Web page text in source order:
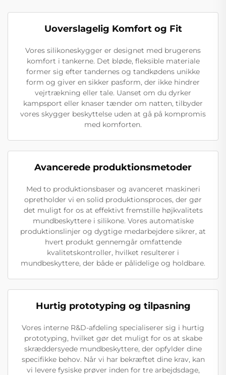
Uoverslagelig Komfort og Fit
Vores silikoneskygger er designet med brugerens
komfort i tankerne. Det bløde, fleksible materiale
former sig efter tandernes og tandkødens unikke
form og giver en sikker pasform, der ikke hindrer
vejrtrækning eller tale. Uanset om du dyrker
kampsport eller knaser tænder om natten, tilbyder
vores skygger beskyttelse uden at gå på kompromis
med komforten.
Avancerede produktionsmetoder
Med to produktionsbaser og avanceret maskineri
opretholder vi en solid produktionsproces, der gør
det muligt for os at effektivt fremstille højkvalitets
mundbeskyttere i silikone. Vores automatiske
produktionslinjer og dygtige medarbejdere sikrer, at
hvert produkt gennemgår omfattende
kvalitetskontroller, hvilket resulterer i
mundbeskyttere, der både er pålidelige og holdbare.
Hurtig prototyping og tilpasning
Vores interne R&D-afdeling specialiserer sig i hurtig
prototyping, hvilket gør det muligt for os at skabe
skræddersyede mundbeskyttere, der opfylder dine
specifikke behov. Når vi har bekræftet dine krav, kan
vi levere fysiske prøver inden for tre arbejdsdage,